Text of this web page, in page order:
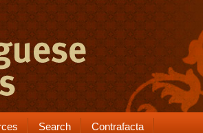
Search Contrafacta